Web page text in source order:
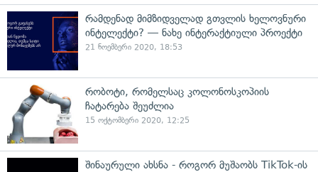
რამდენად მიმზიდველად გთვლის ხელოვნური
ინტელექტი? — ნახე ინტერაქტიული პროექტი
21 ნოემბერი 2020, 18:53
რობოტი, რომელსაც კოლონოსკოპიის
ჩატარება შეუძლია
15 ოქტომბერი 2020, 12:25
შინაურული ახსნა - როგორ მუშაობს TikTok-ის